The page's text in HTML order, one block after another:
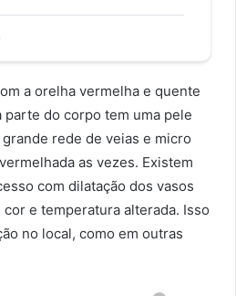
a orelha vermelha e quente
parte do corpo tem uma pele
rede de veias e micro
as vezes. Existem
com dilatação dos vasos
e temperatura alterada. Isso
no local, como em outras